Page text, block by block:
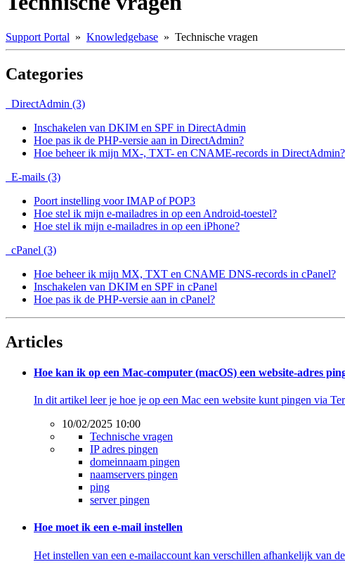
Support Portal » Knowledgebase » Technische vragen
Categories
DirectAdmin (3)
Inschakelen van DKIM en SPF in DirectAdmin
Hoe pas ik de PHP-versie aan in DirectAdmin?
Hoe beheer ik mijn MX-, TXT- en CNAME-records in DirectAdmin?
E-mails (3)
Poort instelling voor IMAP of POP3
Hoe stel ik mijn e-mailadres in op een Android-toestel?
Hoe stel ik mijn e-mailadres in op een iPhone?
cPanel (3)
Hoe beheer ik mijn MX, TXT en CNAME DNS-records in cPanel?
Inschakelen van DKIM en SPF in cPanel
Hoe pas ik de PHP-versie aan in cPanel?
Articles
Hoe kan ik op een Mac-computer (macOS) een website-adres
In dit artikel leer je hoe je op een Mac een website kunt pingen via
10/02/2025 10:00
Technische vragen
IP adres pingen
domeinnaam pingen
naamservers pingen
ping
server pingen
Hoe moet ik een e-mail instellen
Het instellen van een e-mailaccount kan verschillen afhankelijk van